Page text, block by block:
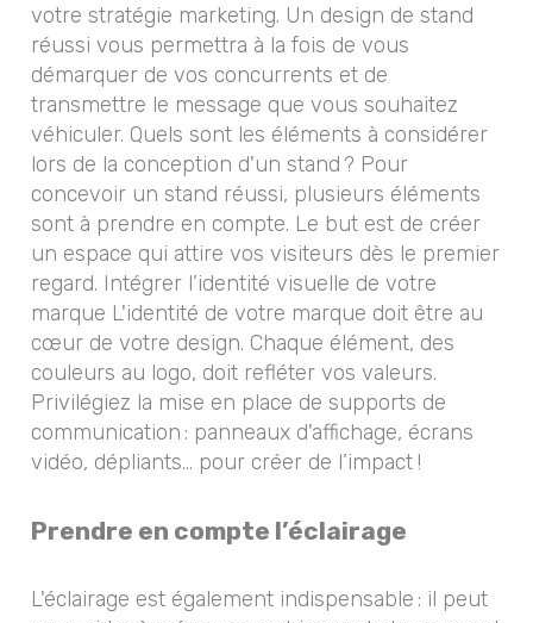
votre stratégie marketing. Un design de stand
réussi vous permettra à la fois de vous
démarquer de vos concurrents et de
transmettre le message que vous souhaitez
véhiculer. Quels sont les éléments à considérer
lors de la conception d'un stand ? Pour
concevoir un stand réussi, plusieurs éléments
sont à prendre en compte. Le but est de créer
un espace qui attire vos visiteurs dès le premier
regard. Intégrer l’identité visuelle de votre
marque L'identité de votre marque doit être au
cœur de votre design. Chaque élément, des
couleurs au logo, doit refléter vos valeurs.
Privilégiez la mise en place de supports de
communication : panneaux d'affichage, écrans
vidéo, dépliants... pour créer de l’impact !
Prendre en compte l’éclairage
L'éclairage est également indispensable : il peut